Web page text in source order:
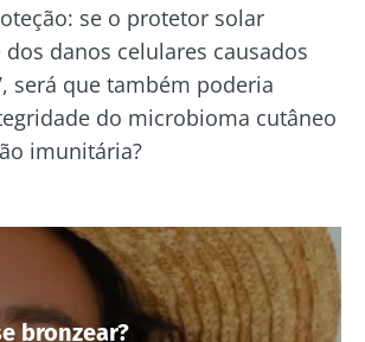
se o protetor solar
danos celulares causados
será que também poderia
do microbioma cutâneo
imunitária?
bronzear?
microbioma
intestinal
Prefere
queijo
produtos
lácteos têm
um ponto
em comum:
são
excelentes
23/07/
e
Ler o